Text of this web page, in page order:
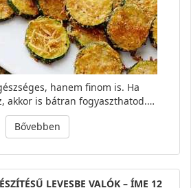
hanem finom is. Ha
akkor is bátran fogyaszthatod.…
Bővebben
LEVESBE VALÓK – ÍME 12